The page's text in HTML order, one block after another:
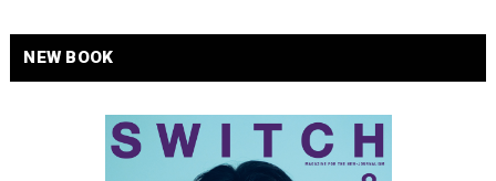
NEW BOOK